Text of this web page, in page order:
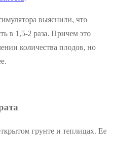
выяснили, что
в 1,5-2 раза. Причем это
количества плодов, но
грунте и теплицах. Ее